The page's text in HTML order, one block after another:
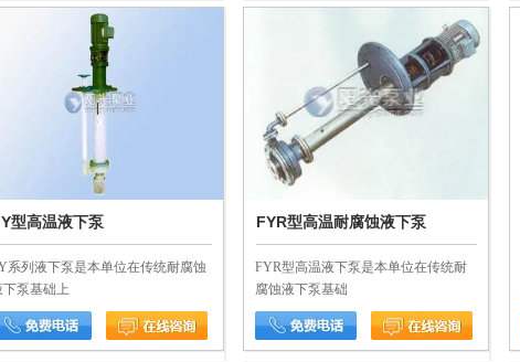
型高温液下泵
系列液下泵是本单位在传统耐腐蚀
下泵基础上
FYR型高温耐腐蚀液下泵
FYR型高温液下泵是本单位在传统耐
腐蚀液下泵基础